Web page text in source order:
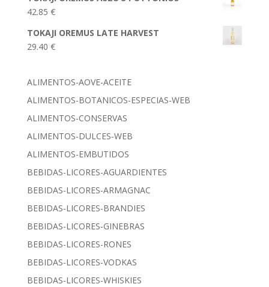
42.85 €
TOKAJI OREMUS LATE HARVEST
29.40 €
ALIMENTOS-AOVE-ACEITE
ALIMENTOS-BOTANICOS-ESPECIAS-WEB
ALIMENTOS-CONSERVAS
ALIMENTOS-DULCES-WEB
ALIMENTOS-EMBUTIDOS
BEBIDAS-LICORES-AGUARDIENTES
BEBIDAS-LICORES-ARMAGNAC
BEBIDAS-LICORES-BRANDIES
BEBIDAS-LICORES-GINEBRAS
BEBIDAS-LICORES-RONES
BEBIDAS-LICORES-VODKAS
BEBIDAS-LICORES-WHISKIES